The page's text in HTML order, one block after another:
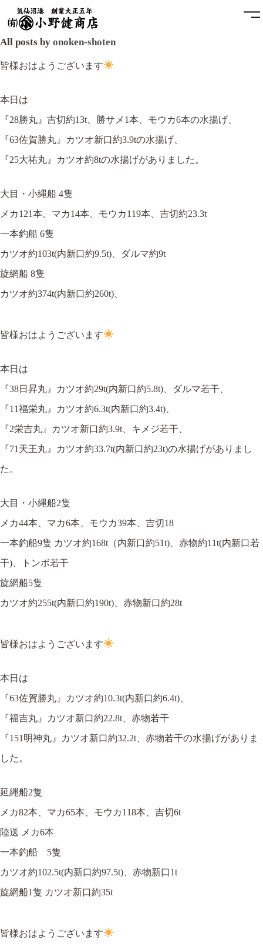
All posts by onoken-shoten
皆様おはようございます
本日は
『28勝丸』吉切約13t、勝サメ1本、モウカ6本の水揚げ、
『63佐賀勝丸』カツオ新口約3.9tの水揚げ、
『25大祐丸』カツオ約8tの水揚げがありました。
大目・小縄船 4隻
メカ121本、マカ14本、モウカ119本、吉切約23.3t
一本釣船 6隻
カツオ約103t(内新口約9.5t)、ダルマ約9t
旋網船 8隻
カツオ約374t(内新口約260t)、
皆様おはようございます
本日は
『38日昇丸』カツオ約29t(内新口約5.8t)、ダルマ若干、
『11福栄丸』カツオ約6.3t(内新口約3.4t)、
『2栄吉丸』カツオ新口約3.9t、キメジ若干、
『71天王丸』カツオ約33.7t(内新口約23t)の水揚げがありまし
た。
大目・小縄船2隻
メカ44本、マカ6本、モウカ39本、吉切18
一本釣船9隻 カツオ約168t（内新口約51t)、赤物約11t(内新口若
干)、トンボ若干
旋網船5隻
カツオ約255t(内新口約190t)、赤物新口約28t
皆様おはようございます
本日は
『63佐賀勝丸』カツオ約10.3t(内新口約6.4t)、
『福吉丸』カツオ新口約22.8t、赤物若干
『151明神丸』カツオ新口約32.2t、赤物若干の水揚げがありま
した。
延縄船2隻
メカ82本、マカ65本、モウカ118本、吉切6t
陸送 メカ6本
一本釣船 5隻
カツオ約102.5t(内新口約97.5t)、赤物新口1t
旋網船1隻 カツオ新口約35t
皆様おはようございます
ホーム
魚問屋と港町の発展
Tel.0226-22-3134
©2022 Onoken-Shoten